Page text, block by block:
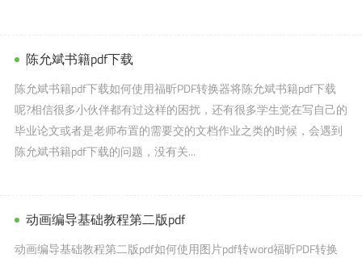
陈允斌书籍pdf下载
陈允斌书籍pdf下载如何使用福昕PDF转换器将陈允斌书籍pdf下载
呢?相信很多小伙伴都有过这样的困扰，还有很多学生党在写自己的
毕业论文或者是老师布置的需要交的文档作业之类的时候，会遇到
陈允斌书籍pdf下载的问题，没有关...
动画编导基础教程第二版pdf
动画编导基础教程第二版pdf如何使用图片pdf转word福昕PDF转换